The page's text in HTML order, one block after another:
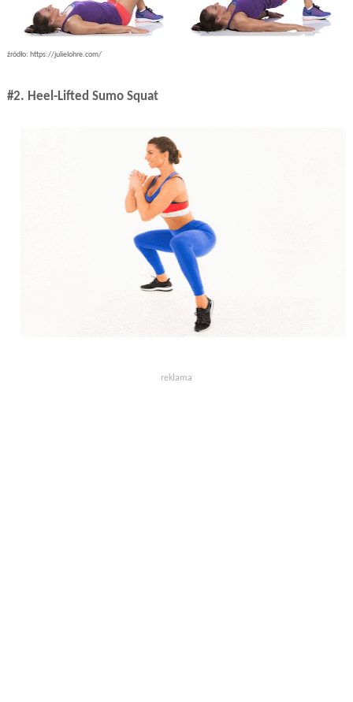
źródło: https://julielohre.com/
#2. Heel-Lifted Sumo Squat
reklama